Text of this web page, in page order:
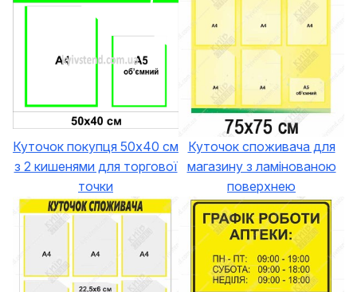
Куточок покупця 50х40 см
з 2 кишенями для торгової
точки
Куточок споживача для
магазину з ламінованою
поверхнею